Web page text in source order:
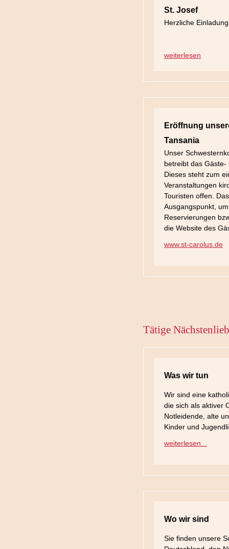
St. Josef
Herzliche
weiterlesen
Eröffnung
Tansania
Unser
betreibt das
Dieses steht zum
Veranstaltungen
Touristen offen.
Ausgangspunkt,
Reservierungen
die Website des
www.st-carolus.de
Tätige
Was wir tun
Wir sind eine
die sich als aktiver
Notleidende, alte
Kinder und
weiterlesen...
Wo wir sind
Sie finden unsere